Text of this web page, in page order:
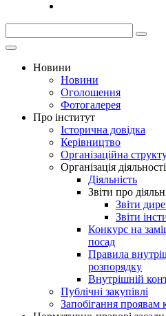
Новини
Новини
Оголошення
Фотогалерея
Про інститут
Історична довідка
Керівництво
Організаційна
Організація діяльності
Діяльність
Звіти про
Звіти
Звіти
Конкурс на
посад
Правила
розпорядку
Внутрішній
Публічні закупівлі
Запобігання проявам